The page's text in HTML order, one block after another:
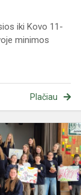
iki Kovo 11-
minimos
Plačiau